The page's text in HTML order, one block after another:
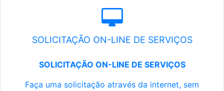
SOLICITAÇÃO ON-LINE DE SERVIÇOS
SOLICITAÇÃO ON-LINE DE SERVIÇOS
Faça uma solicitação através da internet, sem